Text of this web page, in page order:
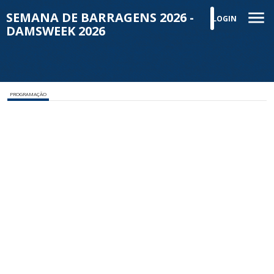
SEMANA DE BARRAGENS 2026 -
DAMSWEEK 2026
LOGIN
PROGRAMAÇÃO